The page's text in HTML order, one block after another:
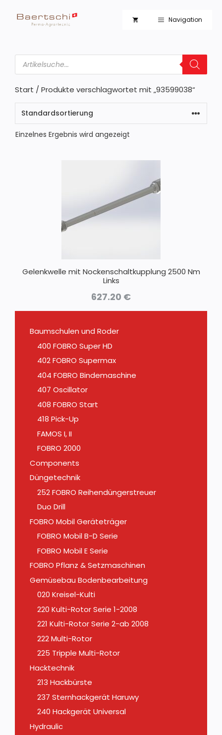
Inhalt
Navigation
Products
search
Start / Produkte verschlagwortet mit „93599038“
Einzelnes Ergebnis wird angezeigt
Gelenkwelle mit Nockenschaltkupplung 2500 Nm
Links
627.20 €
Baumschulen und Roder
400 FOBRO Super HD
402 FOBRO Supermax
404 FOBRO Bindemaschine
407 Oscillator
408 FOBRO Start
418 Pick-Up
FAMOS I, II
FOBRO 2000
Components
Düngetechnik
252 FOBRO Reihendüngerstreuer
Duo Drill
FOBRO Mobil Geräteträger
FOBRO Mobil B-D Serie
FOBRO Mobil E Serie
FOBRO Pflanz & Setzmaschinen
Gemüsebau Bodenbearbeitung
020 Kreisel-Kulti
220 Kulti-Rotor Serie 1-2008
221 Kulti-Rotor Serie 2-ab 2008
222 Multi-Rotor
225 Tripple Multi-Rotor
Hacktechnik
213 Hackbürste
237 Sternhackgerät Haruwy
240 Hackgerät Universal
Hydraulic